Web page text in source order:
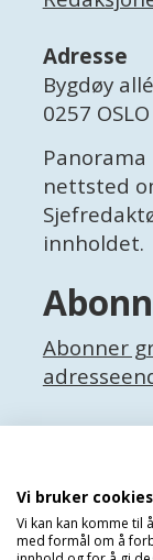
Adresse
Bygdøy
0257 OSLO
nettsted
innholdet.
Abonner
Facebook
Vi bruker cookies
Vi kan kan komme til
med formål om å